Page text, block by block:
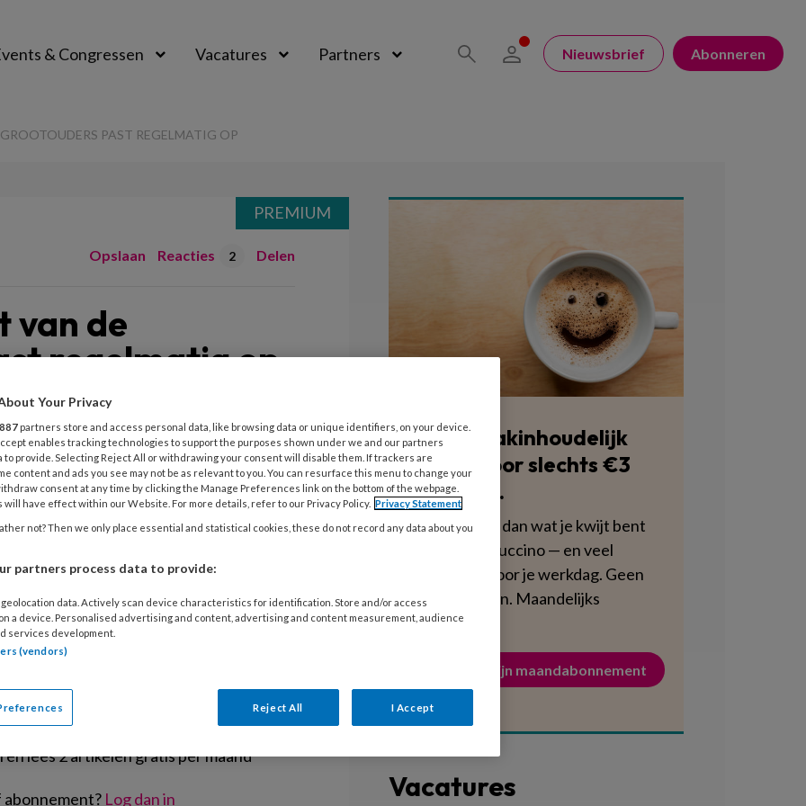
& Congressen Vacatures Partners Nieuwsbrief Abonneren
PAST REGELMATIG OP
Opslaan Reacties 2 Delen
van de
regelmatig op
ondanks de dure kinderopvang,
bijna driekwart van de
op hun kleinkinderen past.
Plus Magazine blijkt dat
en oma's één of twee dagen per
de kleinkinderen te passen.
lezen?
lees 2 artikelen gratis per maand
Log dan in
PREMIUM
Blijf vakinhoudelijk
scherp voor slechts €3
per week.
Dat is minder dan wat je kwijt bent
aan een cappuccino — en veel
voedzamer voor je werkdag. Geen
verplichtingen. Maandelijks
opzegbaar.
Activeer mijn maandabonnement
Vacatures
Your Privacy
887 partners store and access personal data, like browsing data or unique identifiers, on your device.
enables tracking technologies to support the purposes shown under we and our partners
to provide. Selecting Reject All or withdrawing your consent will disable them. If trackers are
content and ads you see may not be as relevant to you. You can resurface this menu to change your
consent at any time by clicking the Manage Preferences link on the bottom of the webpage.
will have effect within our Website. For more details, refer to our Privacy Policy. Privacy Statement
not? Then we only place essential and statistical cookies, these do not record any data about you
partners process data to provide:
data. Actively scan device characteristics for identification. Store and/or access
a device. Personalised advertising and content, advertising and content measurement, audience
services development.
(vendors)
Reject All I Accept